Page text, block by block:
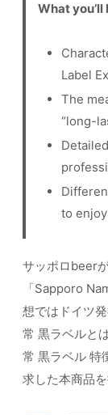
What you’ll
Label
The
“long-
to
サッポロbeer
「Sapporo
想ではドイツ
常 黒ラベルと
常 黒ラベル 特
求した本商品